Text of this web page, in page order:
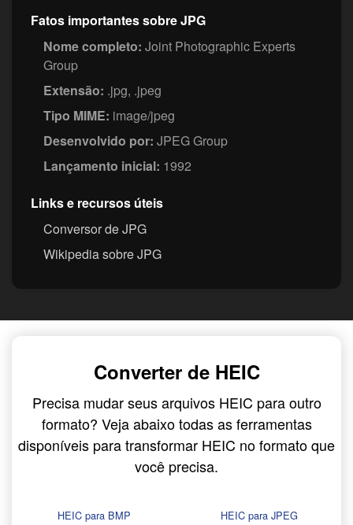
Fatos importantes sobre JPG
Nome completo: Joint Photographic Experts
Group
Extensão: .jpg, .jpeg
Tipo MIME: image/jpeg
Desenvolvido por: JPEG Group
Lançamento inicial: 1992
Links e recursos úteis
Conversor de JPG
Wikipedia sobre JPG
Converter de HEIC
Precisa mudar seus arquivos HEIC para outro
formato? Veja abaixo todas as ferramentas
disponíveis para transformar HEIC no formato que
você precisa.
HEIC para BMP
HEIC para JPEG